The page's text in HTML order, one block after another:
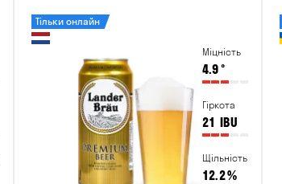
Міцність
4.9°
Гіркота
21 IBU
Щільність
12.2%
Тільки онлайн